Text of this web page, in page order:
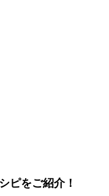
ピをご紹介！